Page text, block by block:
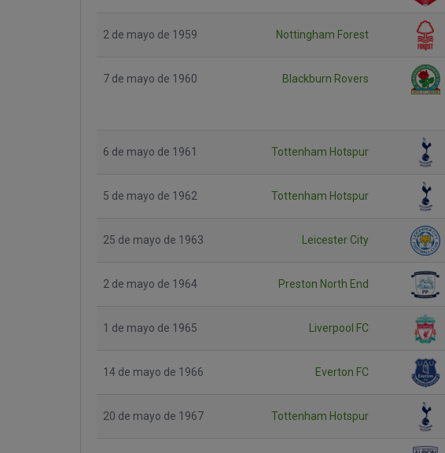
2 de mayo de 1959 Nottingham Forest
7 de mayo de 1960 Blackburn Rovers
6 de mayo de 1961 Tottenham Hotspur
5 de mayo de 1962 Tottenham Hotspur
25 de mayo de 1963 Leicester City
2 de mayo de 1964 Preston North End
1 de mayo de 1965 Liverpool FC
14 de mayo de 1966 Everton FC
20 de mayo de 1967 Tottenham Hotspur